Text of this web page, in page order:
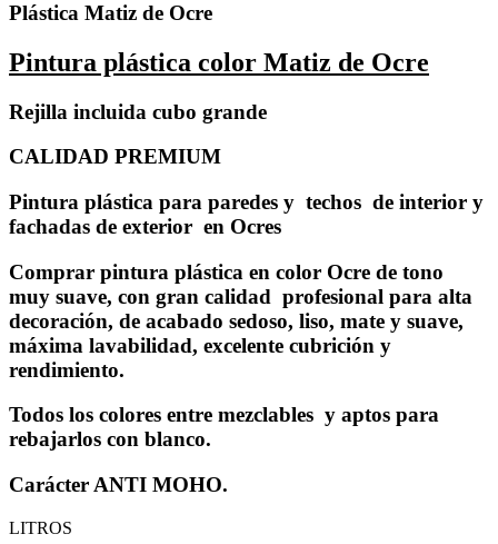
Plástica Matiz de Ocre
Pintura plástica color Matiz de Ocre
Rejilla incluida cubo grande
CALIDAD PREMIUM
Pintura plástica para paredes y techos de interior y
fachadas de exterior en Ocres
Comprar pintura plástica en color Ocre de tono
muy suave, con gran calidad profesional para alta
decoración, de acabado sedoso, liso, mate y suave,
máxima lavabilidad, excelente cubrición y
rendimiento.
Todos los colores entre mezclables y aptos para
rebajarlos con blanco.
Carácter ANTI MOHO.
LITROS